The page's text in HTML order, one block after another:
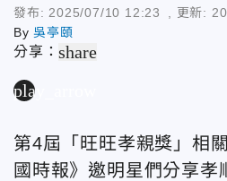
發布: 2025/07/10 12:23 , 更新:
By吳亭頤
分享：share
play_arrow
第4屆「旺旺孝親獎」相
國時報》邀明星們分享孝